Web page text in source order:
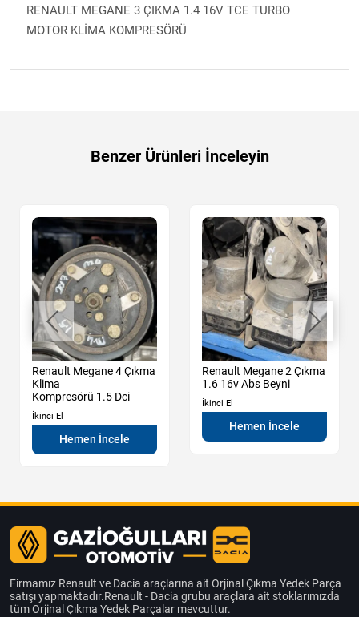
RENAULT MEGANE 3 ÇIKMA 1.4 16V TCE TURBO
MOTOR KLİMA KOMPRESÖRÜ
Benzer Ürünleri İnceleyin
Renault Megane 4 Çıkma
Klima
Kompresörü 1.5 Dci
İkinci El
Hemen İncele
Renault Megane 2 Çıkma
1.6 16v Abs Beyni
İkinci El
Hemen İncele
Firmamız Renault ve Dacia araçlarına ait Orjinal Çıkma Yedek Parça
satışı yapmaktadır.Renault - Dacia grubu araçlara ait stoklarımızda
tüm Orjinal Çıkma Yedek Parçalar mevcuttur.